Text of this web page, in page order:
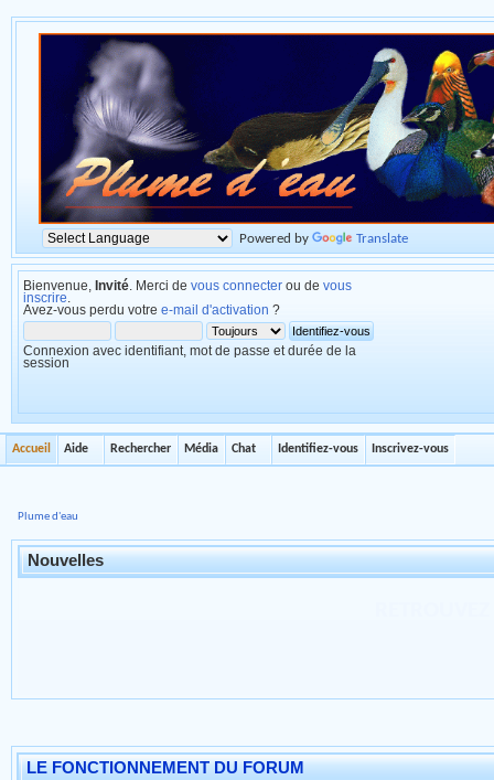
Powered by Translate
Bienvenue, Invité . Merci de vous connecter ou de vous
inscrire
Avez-vous perdu votre e-mail d'activation ?
Connexion avec identifiant, mot de passe et durée de la
session
Accueil Aide Rechercher Média Chat Identifiez-vous Inscrivez-vous
Plume d'eau
Nouvelles
INTERDITE SAUF